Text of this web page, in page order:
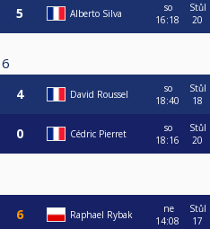
Alberto Silva
so
16:18
Stůl
20
6
David Roussel
so
18:40
Stůl
18
Cédric Pierret
so
18:16
Stůl
20
Raphael Rybak
ne
14:08
Stůl
17